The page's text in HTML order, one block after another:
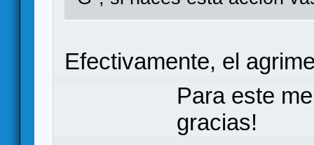
Efectivamente, el
Para este
gracias!